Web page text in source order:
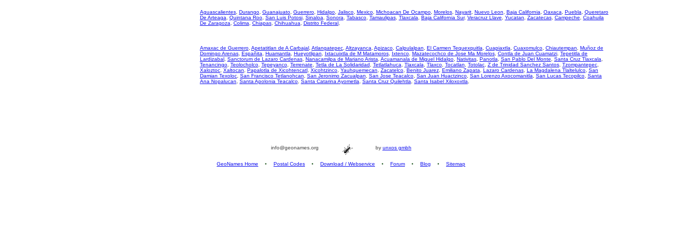
Aguascalientes, Durango, Guanajuato, Guerrero, Hidalgo, Jalisco, Mexico, Michoacan De Ocampo, Morelos, Nayarit, Nuevo Leon Baja California Oaxaca Puebla
Queretaro
De Arteaga
Quintana Roo, San Luis Potosi, Sinaloa Sonora Tabasco, Tamaulipas, Tlaxcala Baja California Sur, Veracruz Llave Yucatan Zacatecas, Campeche
Coahuila
De Zaragoza
Colima Chiapas, Chihuahua Distrito Federal,
Amaxac de Guerrero, Apetatitlan de A Carbajal, Atlangatepec, Altzayanca Apizaco, Calpulalpan El Carmen Tequexquitla Cuapiaxtla Cuaxomulco, Chiautempan
Muñoz de
Domingo Arenas, Españita Huamantla Hueyotlipan Ixtacuixtla de M Matamoros, Ixtenco, Mazatecochco de Jose Ma Morelos, Contla de Juan Cuamatzi, Tepetitla de
Lardizabal, Sanctorum de Lazaro Cardenas, Nanacamilpa de Mariano Arista Acuamanala de Miguel Hidalgo, Nativitas, Panotla San Pablo Del Monte Santa Cruz Tlaxcala
Tenancingo, Teolocholco, Tepeyanco, Terrenate Tetla de La Solidaridad Tetlatlahuca Tlaxcala Tlaxco, Tocatlan Totolac, Z de Trinidad Sanchez Santos, Tzompantepec,
Xaloztoc, Xaltocan Papalotla de Xicohtencatl, Xicohtzinco, Yauhquemecan Zacatelco, Benito Juarez, Emiliano Zapata Lazaro Cardenas, La Magdalena Tlaltelulco, San
Damian Texoloc, San Francisco Tetlanohcan San Jeronimo Zacualpan San Jose Teacalco, San Juan Huactzinco, San Lorenzo Axocomanitla San Lucas Tecopilco, Santa
Ana Nopalucan
Santa Apolonia Teacalco, Santa Catarina Ayometla Santa Cruz Quilehtla Santa Isabel Xiloxoxtla
info@geonames.org by unxos gmbh
GeoNames Home • Postal Codes • Download / Webservice • Forum • Blog • Sitemap